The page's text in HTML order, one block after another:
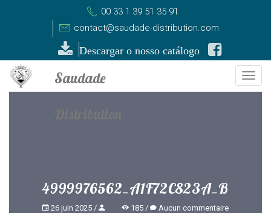
00 33 1 39 51 35 91
contact@saudade-distribution.com
Descargar o nosso catálogo
4999976562_A1F72C823A_B
26 juin 2025 185 Aucun commentaire